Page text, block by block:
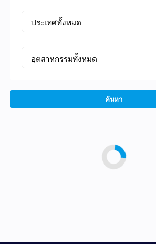
ค้นหา